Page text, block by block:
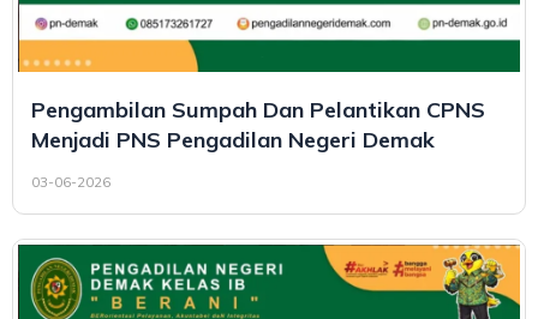
Pengambilan Sumpah Dan Pelantikan CPNS
Menjadi PNS Pengadilan Negeri Demak
03-06-2026